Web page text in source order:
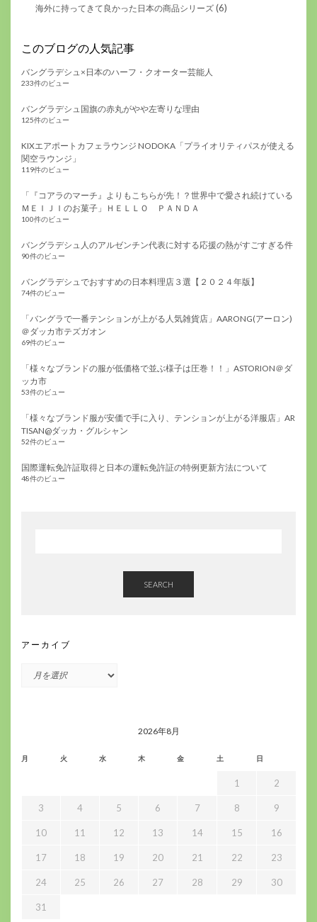
海外に持ってきて良かった日本の商品シリーズ (6)
このブログの人気記事
バングラデシュ×日本のハーフ・クオーター芸能人
233件のビュー
バングラデシュ国旗の赤丸がやや左寄りな理由
125件のビュー
KIXエアポートカフェラウンジ NODOKA「プライオリティパスが使える
関空ラウンジ」
119件のビュー
「『コアラのマーチ』よりもこちらが先！？世界中で愛され続けている
ＭＥＩＪＩのお菓子」ＨＥＬＬＯ ＰＡＮＤＡ
100件のビュー
バングラデシュ人のアルゼンチン代表に対する応援の熱がすごすぎる件
90件のビュー
バングラデシュでおすすめの日本料理店３選【２０２４年版】
74件のビュー
「バングラで一番テンションが上がる人気雑貨店」AARONG(アーロン)
＠ダッカ市テズガオン
69件のビュー
「様々なブランドの服が低価格で並ぶ様子は圧巻！！」ASTORION＠ダ
ッカ市
53件のビュー
「様々なブランド服が安価で手に入り、テンションが上がる洋服店」AR
TISAN@ダッカ・グルシャン
52件のビュー
国際運転免許証取得と日本の運転免許証の特例更新方法について
48件のビュー
SEARCH
アーカイブ
2026年8月
月 火 水 木 金 土 日
1 2
3 4 5 6 7 8 9
10 11 12 13 14 15 16
17 18 19 20 21 22 23
24 25 26 27 28 29 30
31